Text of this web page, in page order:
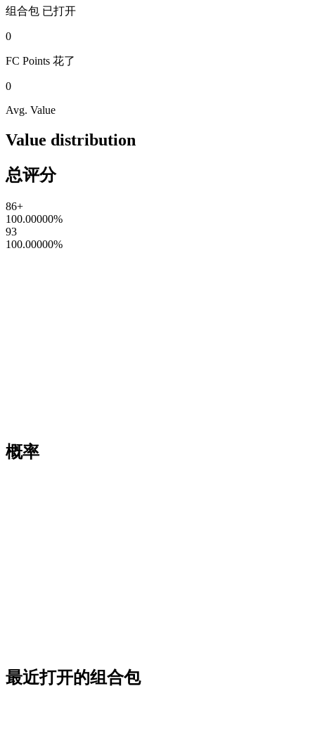
组合包 已打开
0
FC Points 花了
0
Avg. Value
Value distribution
总评分
86+
100.00000%
93
100.00000%
概率
最近打开的组合包